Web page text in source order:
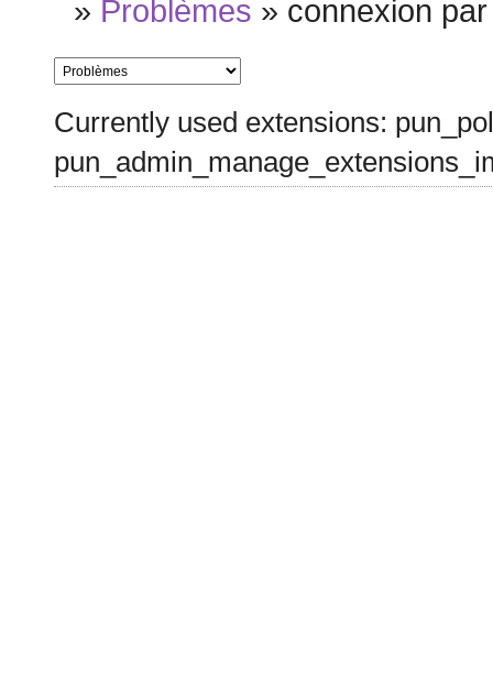
» Problèmes » connexion
Currently used extensions: